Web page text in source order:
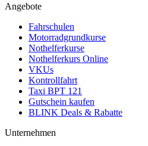
Angebote
Fahrschulen
Motorradgrundkurse
Nothelferkurse
Nothelferkurs Online
VKUs
Kontrollfahrt
Taxi BPT 121
Gutschein kaufen
BLINK Deals & Rabatte
Unternehmen